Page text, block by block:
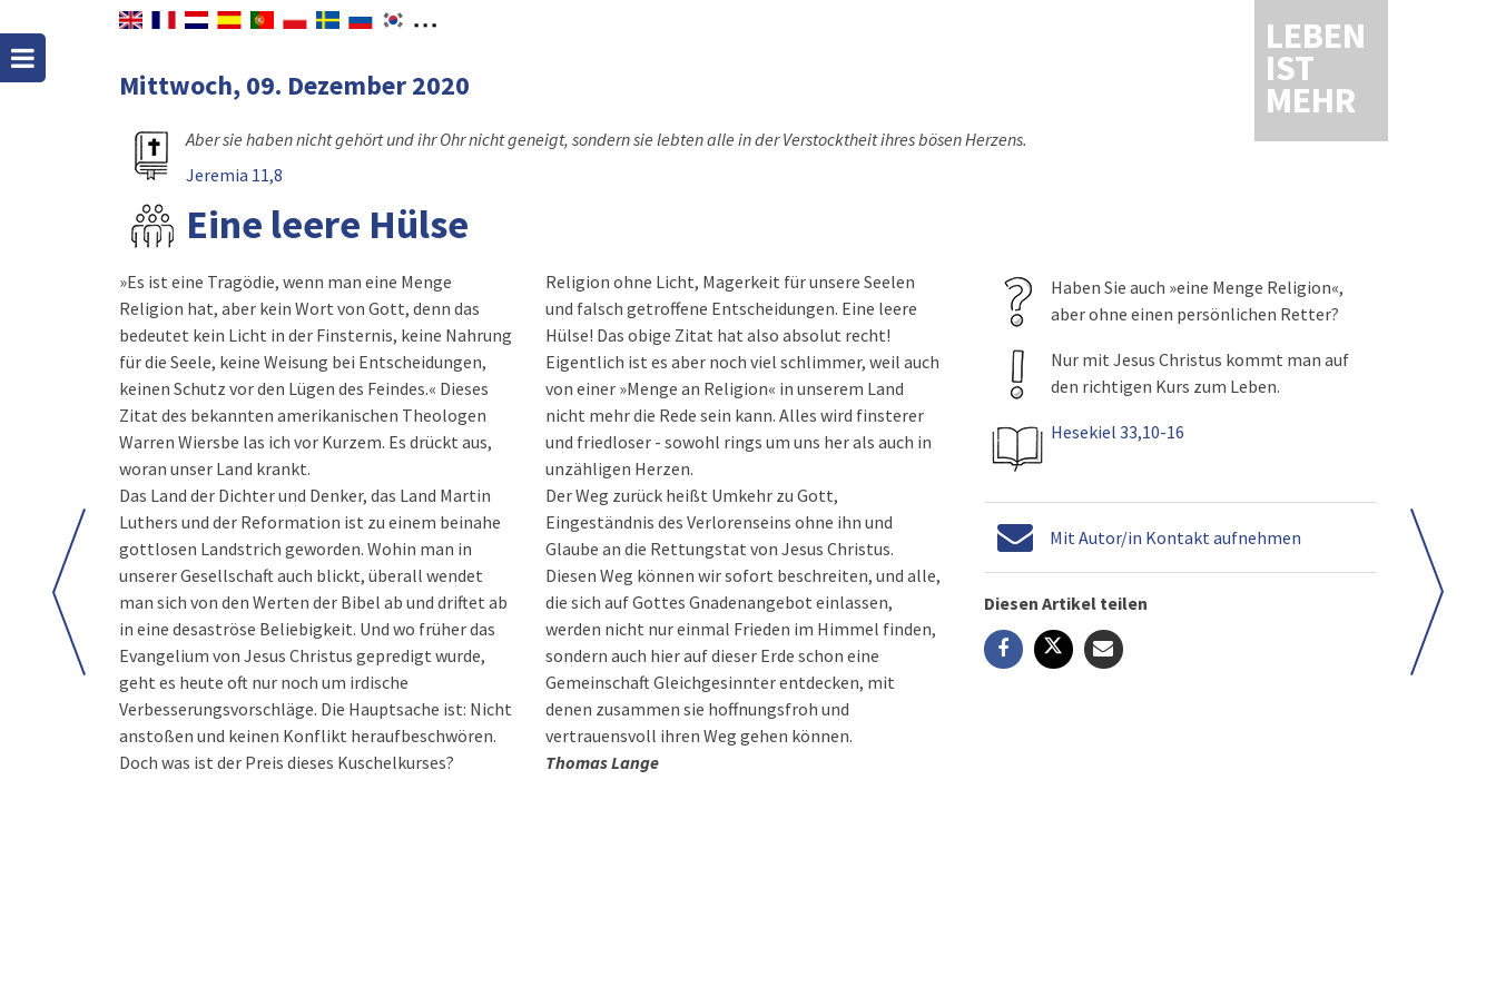
LEBEN
IST
MEHR
Mittwoch, 09. Dezember 2020
Aber sie haben nicht gehört und ihr Ohr nicht geneigt, sondern sie lebten alle in der Verstocktheit ihres bösen Herzens.
Jeremia 11,8
Eine leere Hülse
»Es ist eine Tragödie, wenn man eine Menge
Religion hat, aber kein Wort von Gott, denn das
bedeutet kein Licht in der Finsternis, keine Nahrung
für die Seele, keine Weisung bei Entscheidungen,
keinen Schutz vor den Lügen des Feindes.« Dieses
Zitat des bekannten amerikanischen Theologen
Warren Wiersbe las ich vor Kurzem. Es drückt aus,
woran unser Land krankt.
Das Land der Dichter und Denker, das Land Martin
Luthers und der Reformation ist zu einem beinahe
gottlosen Landstrich geworden. Wohin man in
unserer Gesellschaft auch blickt, überall wendet
man sich von den Werten der Bibel ab und driftet ab
in eine desaströse Beliebigkeit. Und wo früher das
Evangelium von Jesus Christus gepredigt wurde,
geht es heute oft nur noch um irdische
Verbesserungsvorschläge. Die Hauptsache ist: Nicht
anstoßen und keinen Konflikt heraufbeschwören.
Doch was ist der Preis dieses Kuschelkurses?
Religion ohne Licht, Magerkeit für unsere Seelen
und falsch getroffene Entscheidungen. Eine leere
Hülse! Das obige Zitat hat also absolut recht!
Eigentlich ist es aber noch viel schlimmer, weil auch
von einer »Menge an Religion« in unserem Land
nicht mehr die Rede sein kann. Alles wird finsterer
und friedloser - sowohl rings um uns her als auch in
unzähligen Herzen.
Der Weg zurück heißt Umkehr zu Gott,
Eingeständnis des Verlorenseins ohne ihn und
Glaube an die Rettungstat von Jesus Christus.
Diesen Weg können wir sofort beschreiten, und alle,
die sich auf Gottes Gnadenangebot einlassen,
werden nicht nur einmal Frieden im Himmel finden,
sondern auch hier auf dieser Erde schon eine
Gemeinschaft Gleichgesinnter entdecken, mit
denen zusammen sie hoffnungsfroh und
vertrauensvoll ihren Weg gehen können.
Thomas Lange
Haben Sie auch »eine Menge Religion«,
aber ohne einen persönlichen Retter?
Nur mit Jesus Christus kommt man auf
den richtigen Kurs zum Leben.
Hesekiel 33,10-16
Mit Autor/in Kontakt aufnehmen
Diesen Artikel teilen